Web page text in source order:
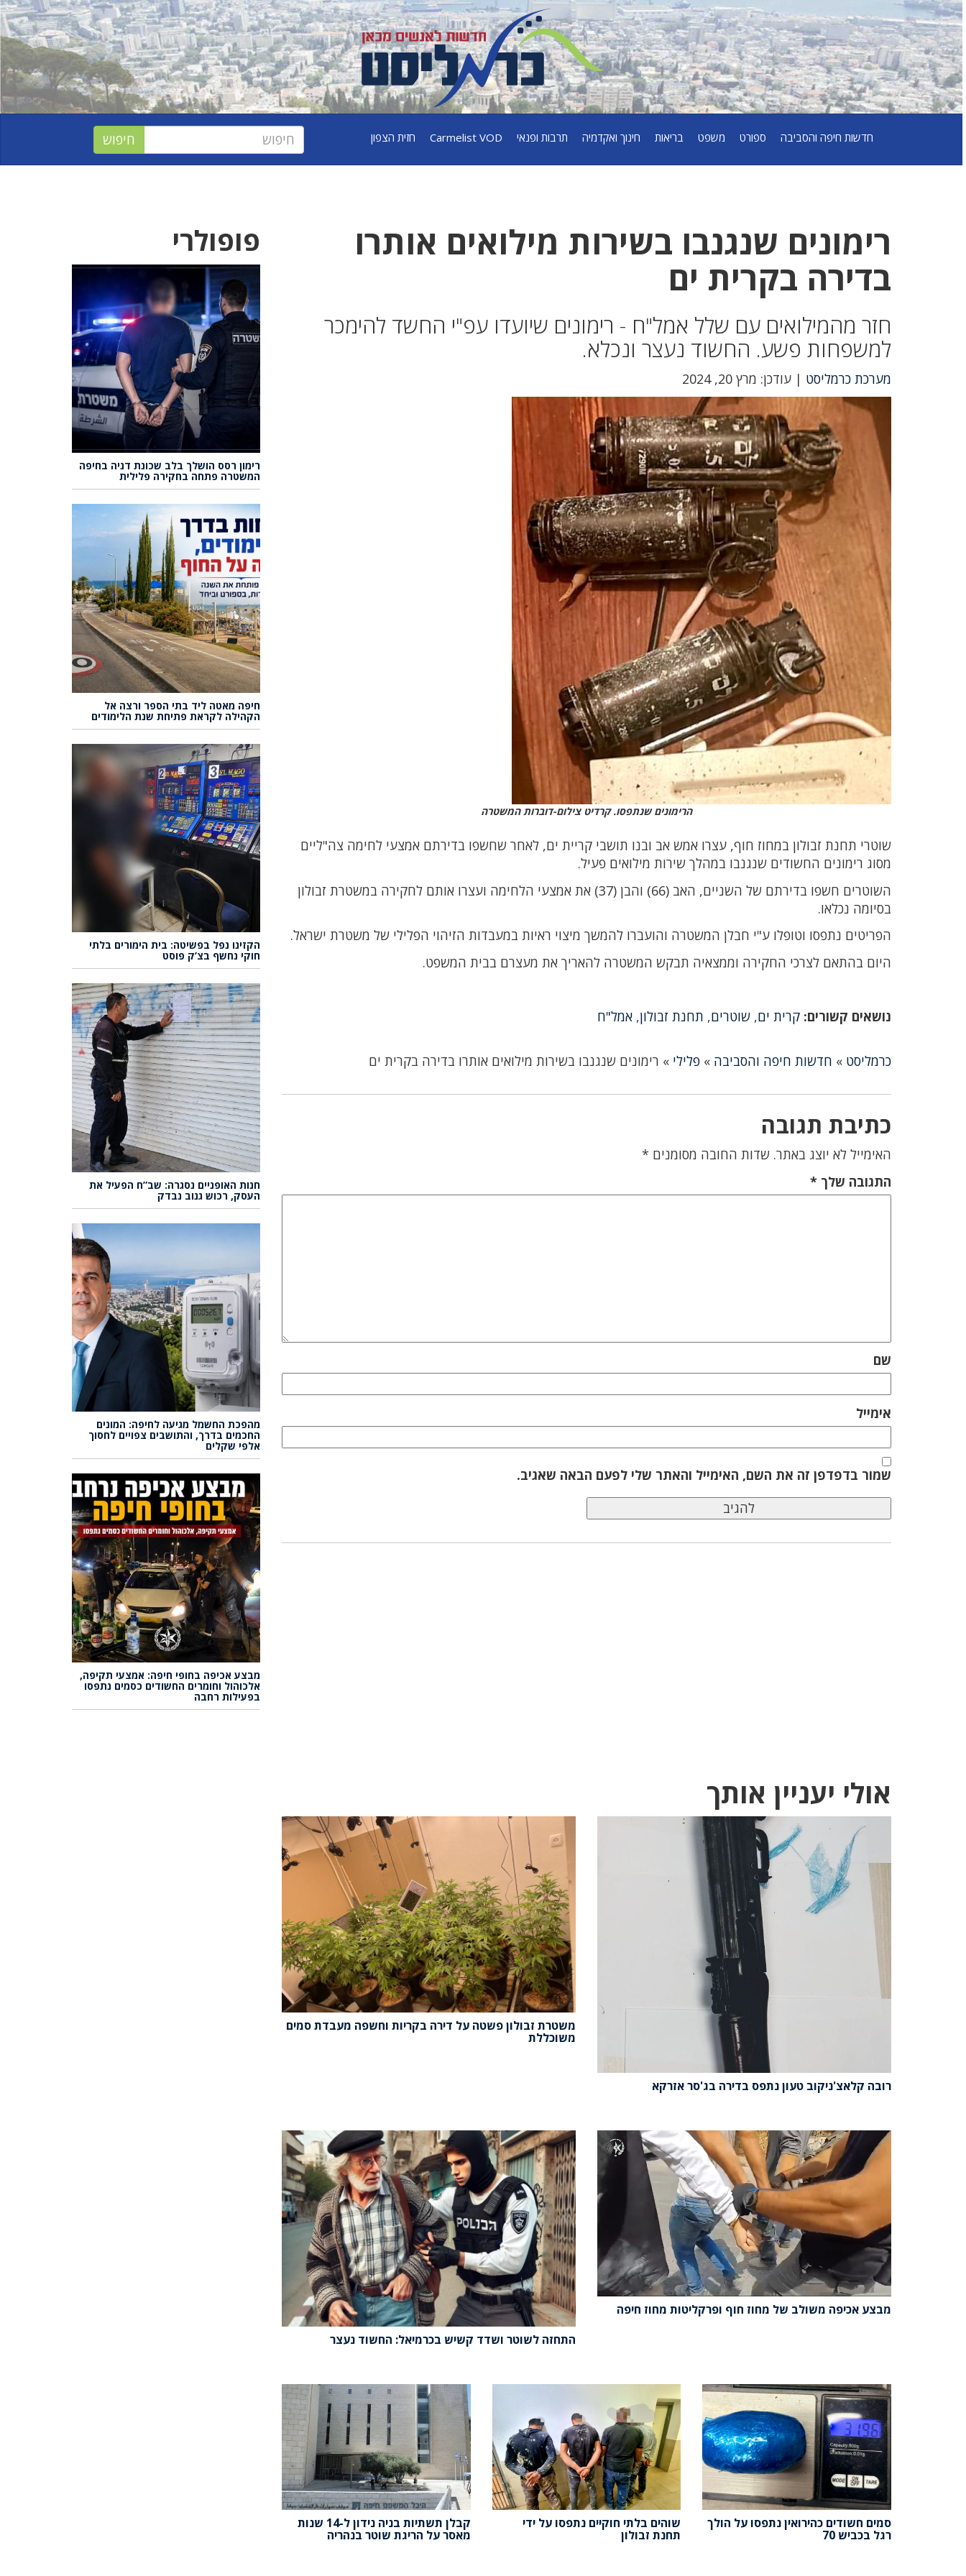
חדשות חיפה והסביבה ספורט משפט בריאות חינוך ואקדמיה תרבות ופנאי Carmelist VOD חזית הצפון
רימונים שנגנבו בשירות מילואים אותרו
בדירה בקרית ים
חזר מהמילואים עם שלל אמל"ח - רימונים שיועדו עפ"י החשד להימכר
למשפחות פשע. החשוד נעצר ונכלא.
מערכת כרמליסט | עודכן: מרץ 20, 2024
הרימונים שנתפסו. קרדיט צילום-דוברות המשטרה
שוטרי תחנת זבולון במחוז חוף, עצרו אמש אב ובנו תושבי קריית ים, לאחר שחשפו בדירתם אמצעי לחימה צה"ליים
מסוג רימונים החשודים שנגנבו במהלך שירות מילואים פעיל.
השוטרים חשפו בדירתם של השניים, האב (66) והבן (37) את אמצעי הלחימה ועצרו אותם לחקירה במשטרת זבולון
בסיומה נכלאו.
הפריטים נתפסו וטופלו ע"י חבלן המשטרה והועברו להמשך מיצוי ראיות במעבדות הזיהוי הפלילי של משטרת ישראל.
היום בהתאם לצרכי החקירה וממצאיה תבקש המשטרה להאריך את מעצרם בבית המשפט.
נושאים קשורים:קרית ים,שוטרים, תחנת זבולון,אמל"ח
כרמליסט » חדשות חיפה והסביבה »פלילי » רימונים שנגנבו בשירות מילואים אותרו בדירה בקרית ים
כתיבת תגובה
האימייל לא יוצג באתר. שדות החובה מסומנים *
התגובה שלך*
שם
אימייל
שמור בדפדפן זה את השם, האימייל והאתר שלי לפעם הבאה שאגיב.
פופולרי
רימון רסס הושלך בלב שכונת דניה בחיפה
המשטרה פתחה בחקירה פלילית
חיפה מאטה ליד בתי הספר ורצה אל
הקהילה לקראת פתיחת שנת הלימודים
הקזינו נפל בפשיטה: בית הימורים בלתי
חוקי נחשף בצ’ק פוסט
חנות האופניים נסגרה: שב”ח הפעיל את
העסק, רכוש גנוב נבדק
מהפכת החשמל מגיעה לחיפה: המונים
החכמים בדרך, והתושבים צפויים לחסוך
אלפי שקלים
מבצע אכיפה בחופי חיפה: אמצעי תקיפה,
אלכוהול וחומרים החשודים כסמים נתפסו
בפעילות רחבה
אולי יעניין אותך
רובה קלאצ'ניקוב טעון נתפס בדירה בג'סר אזרקא
משטרת זבולון פשטה על דירה בקריות וחשפה מעבדת סמים
משוכללת
מבצע אכיפה משולב של מחוז חוף ופרקליטות מחוז חיפה
התחזה לשוטר ושדד קשיש בכרמיאל: החשוד נעצר
סמים חשודים כהירואין נתפסו על הולך
רגל בכביש 70
שוהים בלתי חוקיים נתפסו על ידי
תחנת זבולון
קבלן תשתיות בניה נידון ל-14 שנות
מאסר על הריגת שוטר בנהריה